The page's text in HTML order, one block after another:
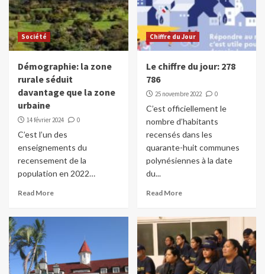
Société
Démographie: la zone
rurale séduit
davantage que la zone
urbaine
14 février 2024 0
C’est l’un des
enseignements du
recensement de la
population en 2022…
Read More
Chiffre du Jour
Le chiffre du jour: 278
786
25 novembre 2022 0
C’est officiellement le
nombre d’habitants
recensés dans les
quarante-huit communes
polynésiennes à la date
du...
Read More